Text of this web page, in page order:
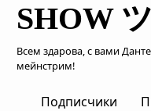
SHOW ツ
Всем здарова, с вами
мейнстрим!
Подписчики